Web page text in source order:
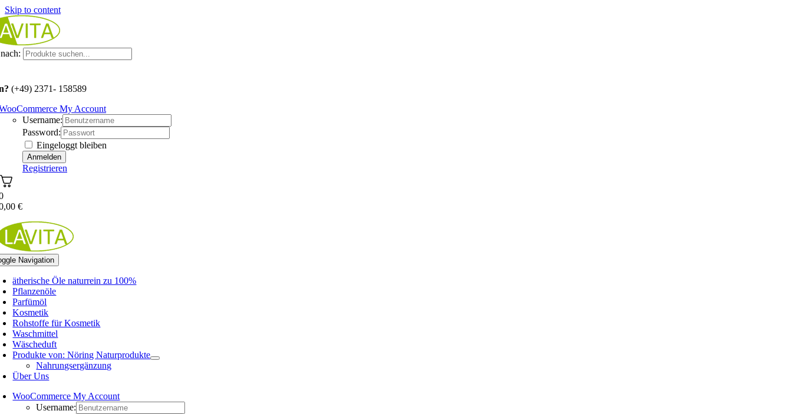
Skip to content
(+49) 2371- 158589
My Account
Username:
Password:
Eingeloggt bleiben
Registrieren
€
Navigation
ätherische Öle naturrein zu 100%
Pflanzenöle
Parfümöl
Kosmetik
Rohstoffe für Kosmetik
Waschmittel
Wäscheduft
Produkte von: Nöring Naturprodukte
Nahrungsergänzung
Über Uns
WooCommerce My Account
Username: